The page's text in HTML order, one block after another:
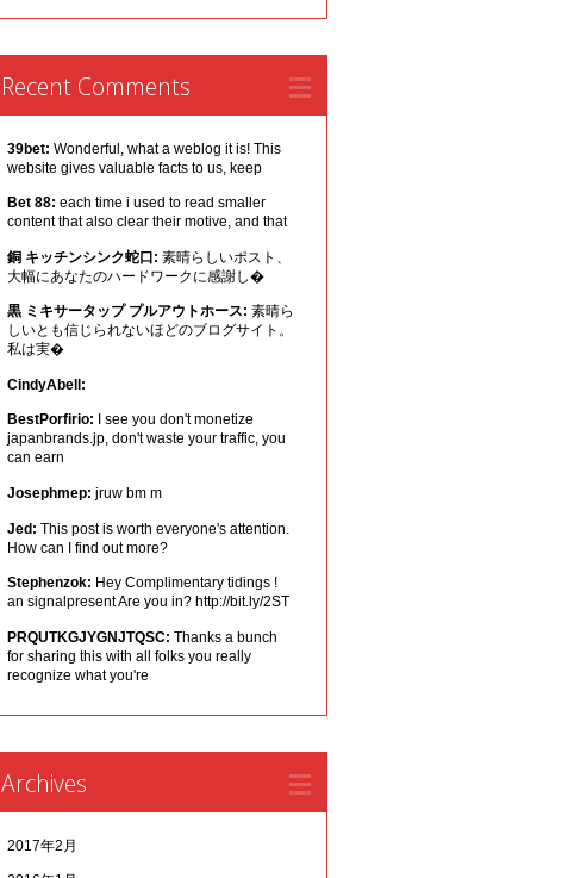
Recent Comments
39bet: Wonderful, what a weblog it is! This
website gives valuable facts to us, keep
Bet 88: each time i used to read smaller
content that also clear their motive, and that
銅 キッチンシンク蛇口: 素晴らしいポスト、
大幅にあなたのハードワークに感謝し�
黒 ミキサータップ プルアウトホース: 素晴ら
しいとも信じられないほどのブログサイト。
私は実�
CindyAbell:
BestPorfirio: I see you don't monetize
japanbrands.jp, don't waste your traffic, you
can earn
Josephmep: jruw bm m
Jed: This post is worth everyone's attention.
How can I find out more?
Stephenzok: Hey Complimentary tidings !
an signalpresent Are you in? http://bit.ly/2ST
PRQUTKGJYGNJTQSC: Thanks a bunch
for sharing this with all folks you really
recognize what you're
Archives
2017年2月